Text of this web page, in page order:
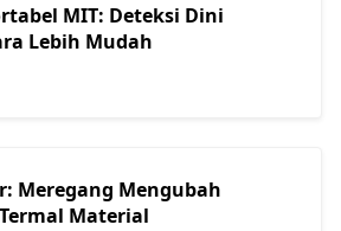
MIT: Deteksi Dini
Lebih Mudah
Meregang Mengubah
Material